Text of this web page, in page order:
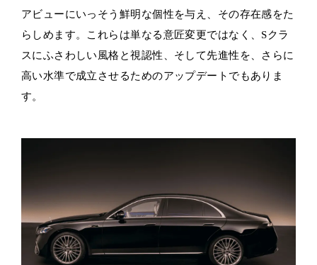
アビューにいっそう鮮明な個性を与え、その存在感をた
らしめます。これらは単なる意匠変更ではなく、Sクラ
スにふさわしい風格と視認性、そして先進性を、さらに
高い水準で成立させるためのアップデートでもありま
す。